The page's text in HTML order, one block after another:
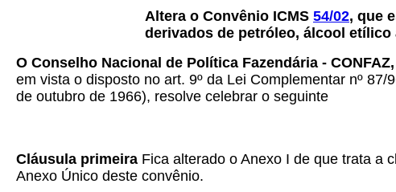
Altera o Convênio ICMS 54/02, que
derivados de petróleo, álcool
O Conselho Nacional de Política Fazendária - CONFAZ,
em vista o disposto no art. 9º da Lei Complementar nº
de outubro de 1966), resolve celebrar o seguinte
Cláusula primeira Fica alterado o Anexo I de que trata a
Anexo Único deste convênio.